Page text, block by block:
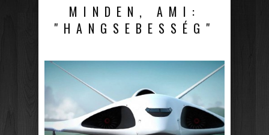
MINDEN, AMI:
"HANGSEBESSÉG"